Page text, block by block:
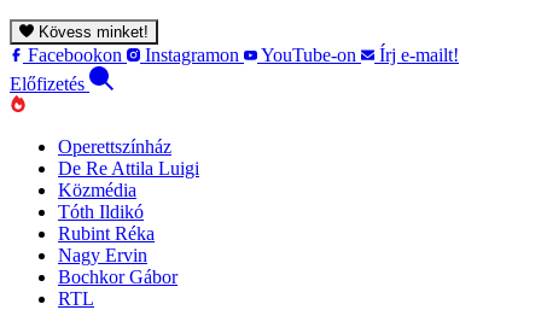
Kövess minket!
Facebookon Instagramon YouTube-on
Írj e-mailt!
Előfizetés
Operettszínház
De Re Attila Luigi
Közmédia
Tóth Ildikó
Rubint Réka
Nagy Ervin
Bochkor Gábor
RTL